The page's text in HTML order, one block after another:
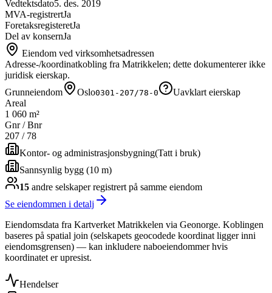
Vedtektsdato5. des. 2019
MVA-registrertJa
ForetaksregisteretJa
Del av konsernJa
Eiendom ved virksomhetsadressen
Adresse-/koordinatkobling fra Matrikkelen; dette dokumenterer ikke
juridisk eierskap.
Grunneiendom
Oslo0301-207/78-0
Uavklart eierskap
Areal
1 060 m²
Gnr / Bnr
207 / 78
Kontor- og administrasjonsbygning(Tatt i bruk)
Sannsynlig bygg (10 m)
15 andre selskaperregistrert på samme eiendom
Se eiendommen i detalj
Eiendomsdata fra Kartverket Matrikkelen via Geonorge. Koblingen
baseres på spatial join (selskapets geocodede koordinat ligger inni
eiendomsgrensen) — kan inkludere naboeiendommer hvis
koordinatet er upresist.
Hendelser